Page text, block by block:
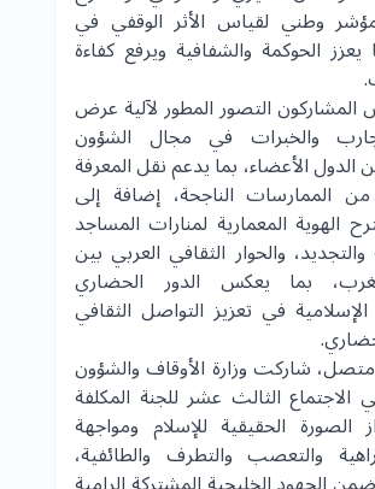
وطني لقياس الأثر الوقفي في
يعزز الحوكمة والشفافية ويرفع كفاءة
التصور المطور لآلية عرض
والخبرات في مجال الشؤون
الدول الأعضاء، بما يدعم نقل المعرفة
من الممارسات الناجحة، إضافة إلى
الهوية المعمارية لمنارات المساجد
والحوار الثقافي العربي بين
بما يعكس الدور الحضاري
في تعزيز التواصل الثقافي
شاركت وزارة الأوقاف والشؤون
الاجتماع الثالث عشر للجنة المكلفة
الصورة الحقيقية للإسلام ومواجهة
والتعصب والتطرف والطائفية،